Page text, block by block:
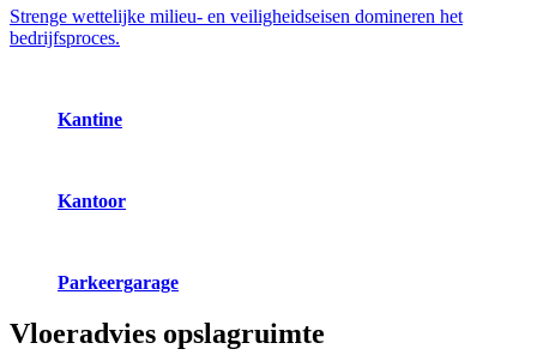
Strenge wettelijke milieu- en veiligheidseisen domineren het
bedrijfsproces.
Kantine
Kantoor
Parkeergarage
Vloeradvies opslagruimte